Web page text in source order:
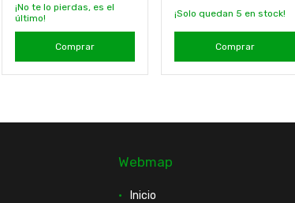
¡No te lo pierdas, es el
último!
Comprar
¡Solo quedan 5 en stock!
Comprar
Webmap
Inicio